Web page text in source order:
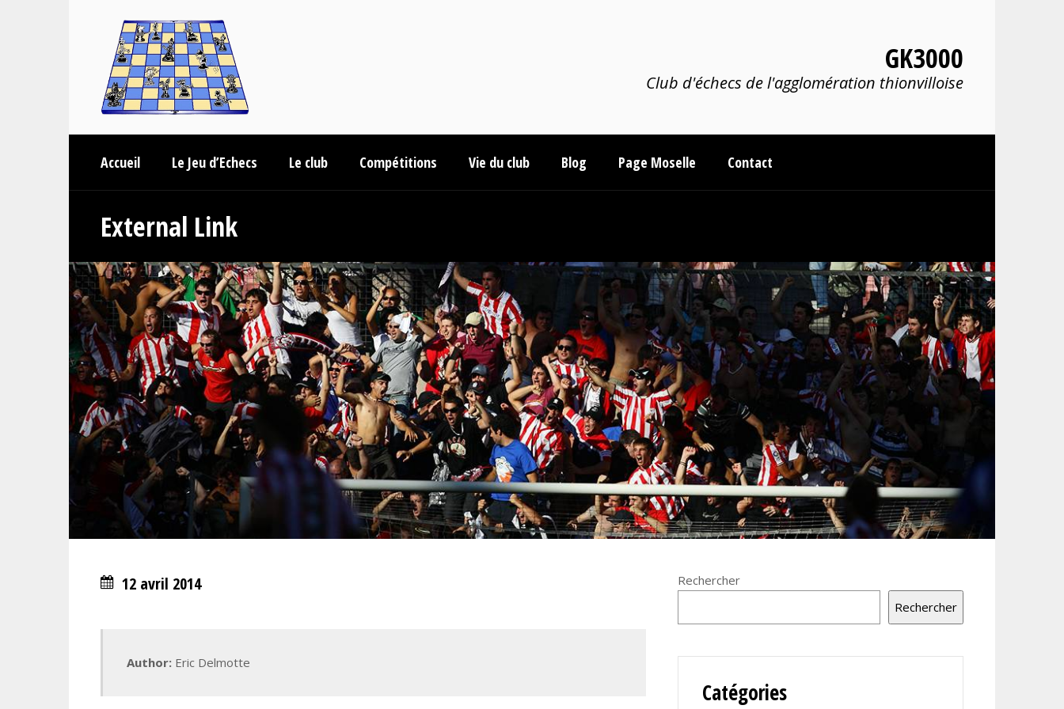
GK3000
Club d'échecs de l'agglomération thionvilloise
Accueil Le Jeu d’Echecs Le club Compétitions Vie du club Blog Page Moselle Contact
External Link
12 avril 2014
Author: Eric Delmotte
Rechercher
Rechercher
Catégories